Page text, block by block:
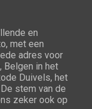
en
met een
adres voor
Belgen in het
Duivels, het
stem van de
zeker ook op